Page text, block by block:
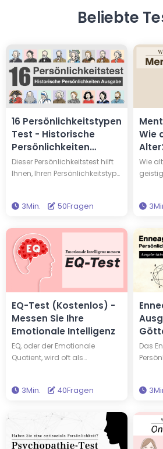
Beliebte
16 Persönlichkeitstypen
Test - Historische
Persönlichkeiten
Ausgabe
Dieser Persönlichkeitstest hilft
Ihnen, Ihren Persönlichkeitstyp
berühmten Menschen Sie den
könnten denselben
Persönlichkeitstyp haben wie
Edison und Einstein! Machen
Sie diesen Test, um neue
Erkenntnisse über sich selbst
und Ihre Persönlichkeit zu
gewinnen.
3Min. 50Fragen
Wie
Wie
reifer
Sie
Alter
EQ-Test (Kostenlos) -
Messen Sie Ihre
Emotionale Intelligenz
EQ, oder der Emotionale
Quotient, wird oft als
Fähigkeit, eigene Emotionen zu
mitzufühlen. Personen mit
einem hohen EQ können
effektiv kommunizieren.
3Min. 40Fragen
Das
hat